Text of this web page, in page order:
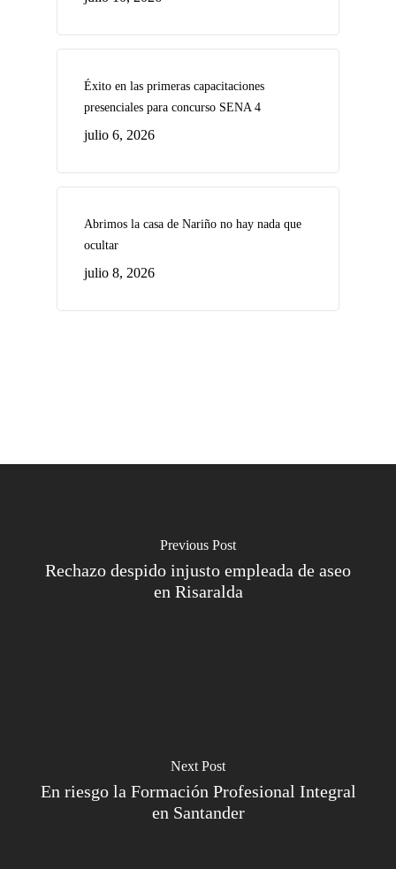
Éxito en las primeras capacitaciones
presenciales para concurso SENA 4
julio 6, 2026
Abrimos la casa de Nariño no hay nada que
ocultar
julio 8, 2026
Previous Post
Rechazo despido injusto empleada de aseo
en Risaralda
Next Post
En riesgo la Formación Profesional Integral
en Santander